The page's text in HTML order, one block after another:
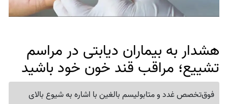
هشدار به بیماران دیابتی در مراسم
تشییع؛ مراقب قند خون خود باشید
فوق‌تخصص غدد و متابولیسم بالغین با اشاره به شیوع بالای